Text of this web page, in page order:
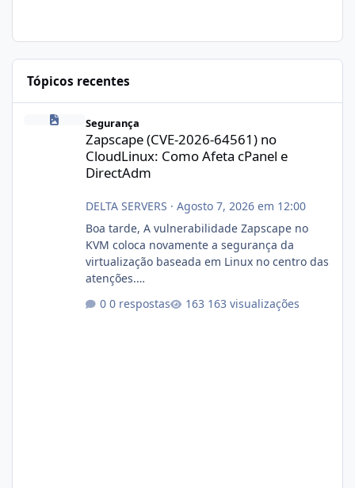
Tópicos recentes
Zapscape (CVE-2026-64561) no CloudLinux: Como Afeta cPanel
Segurança
Zapscape (CVE-2026-64561) no
CloudLinux: Como Afeta cPanel e
DirectAdm
DELTA SERVERS · Agosto 7, 2026 em 12:00
Boa tarde, A vulnerabilidade Zapscape no
KVM coloca novamente a segurança da
virtualização baseada em Linux no centro das
atenções.
xjx23zz5f Criamos uma breve explicação:
0 respostas 163 visualizações